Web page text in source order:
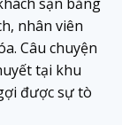
nhân viên
Câu chuyện
tại khu
được sự tò